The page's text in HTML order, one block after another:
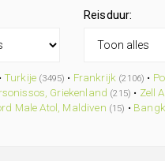
Reisduur:
• Turkije (3495) • Frankrijk (2106) •
Griekenland (215) • Zell
Male Atol, Maldiven (15) •